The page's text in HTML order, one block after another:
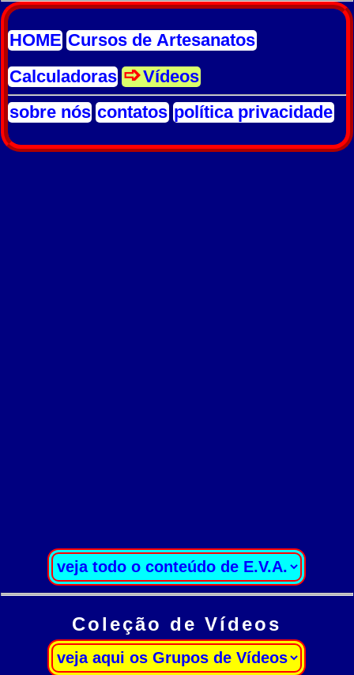
HOME Cursos de Artesanatos
Calculadoras
Vídeos
sobre nós contatos política privacidade
Coleção de Vídeos